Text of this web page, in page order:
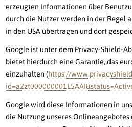
erzeugten Informationen über
durch die Nutzer werden in der Regel
in den USA übertragen und dort
Google ist unter dem Privacy-Shield-
bietet hierdurch eine Garantie, das
einzuhalten (https://
Google wird diese Informationen in
die Nutzung unseres Onlineangebotes